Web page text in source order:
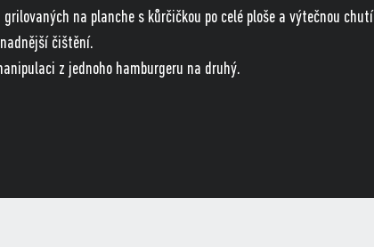
na planche s kůrčičkou po celé ploše a výtečnou
čištění.
z jednoho hamburgeru na druhý.